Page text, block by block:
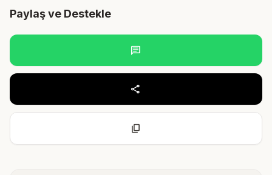
Paylaş ve Destekle
chat
share
content_copy